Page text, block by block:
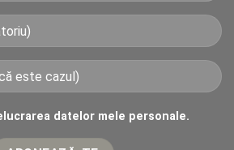
datelor mele personale.